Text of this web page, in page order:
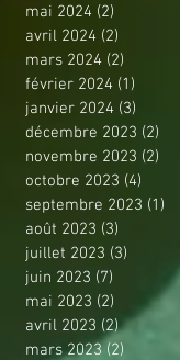
mai 2024 (2)
avril 2024 (2)
mars 2024 (2)
février 2024 (1)
janvier 2024 (3)
décembre 2023 (2)
novembre 2023 (2)
octobre 2023 (4)
septembre 2023 (1)
août 2023 (3)
juillet 2023 (3)
juin 2023 (7)
mai 2023 (2) 2 posts
avril 2023 (2)2 posts
mars 2023 (2)